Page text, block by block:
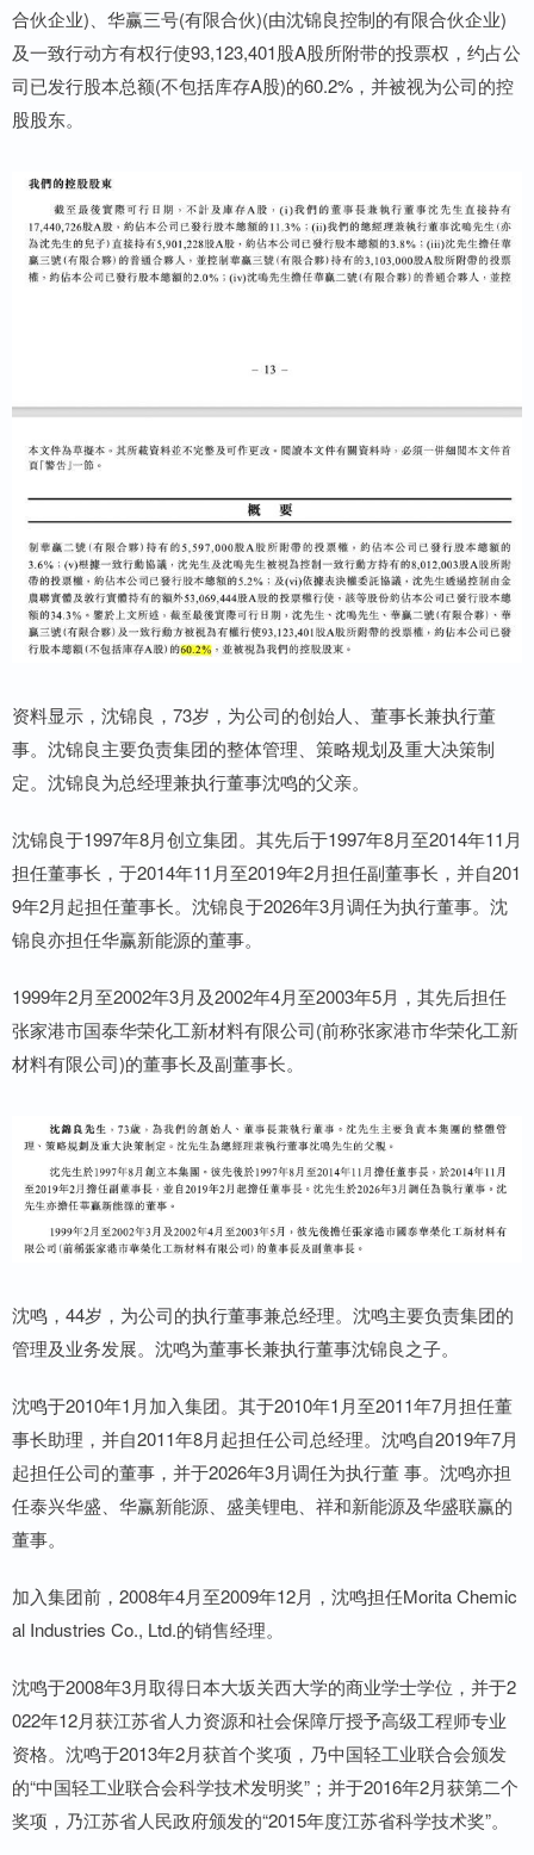
合伙企业)、华赢三号(有限合伙)(由沈锦良控制的有限合伙企业)
及一致行动方有权行使93,123,401股A股所附带的投票权，约占公
司已发行股本总额(不包括库存A股)的60.2%，并被视为公司的控
股股东。
资料显示，沈锦良，73岁，为公司的创始人、董事长兼执行董
事。沈锦良主要负责集团的整体管理、策略规划及重大决策制
定。沈锦良为总经理兼执行董事沈鸣的父亲。
沈锦良于1997年8月创立集团。其先后于1997年8月至2014年11月
担任董事长，于2014年11月至2019年2月担任副董事长，并自201
9年2月起担任董事长。沈锦良于2026年3月调任为执行董事。沈
锦良亦担任华赢新能源的董事。
1999年2月至2002年3月及2002年4月至2003年5月，其先后担任
张家港市国泰华荣化工新材料有限公司(前称张家港市华荣化工新
材料有限公司)的董事长及副董事长。
沈鸣，44岁，为公司的执行董事兼总经理。沈鸣主要负责集团的
管理及业务发展。沈鸣为董事长兼执行董事沈锦良之子。
沈鸣于2010年1月加入集团。其于2010年1月至2011年7月担任董
事长助理，并自2011年8月起担任公司总经理。沈鸣自2019年7月
起担任公司的董事，并于2026年3月调任为执行董 事。沈鸣亦担
任泰兴华盛、华赢新能源、盛美锂电、祥和新能源及华盛联赢的
董事。
加入集团前，2008年4月至2009年12月，沈鸣担任Morita Chemic
al Industries Co., Ltd.的销售经理。
沈鸣于2008年3月取得日本大坂关西大学的商业学士学位，并于2
022年12月获江苏省人力资源和社会保障厅授予高级工程师专业
资格。沈鸣于2013年2月获首个奖项，乃中国轻工业联合会颁发
的“中国轻工业联合会科学技术发明奖”；并于2016年2月获第二个
奖项，乃江苏省人民政府颁发的“2015年度江苏省科学技术奖”。